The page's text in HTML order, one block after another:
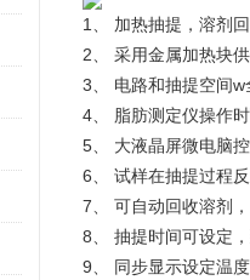
1、 加热抽提，溶剂
2、 采用金属加热块供
3、 电路和抽提空间w
4、 脂肪测定仪操作
5、 大液晶屏微电脑
6、 试样在抽提过程
7、 可自动回收溶剂
8、 抽提时间可设定
9、 同步显示设定温